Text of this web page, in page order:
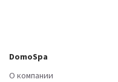
DomoSpa
О компании